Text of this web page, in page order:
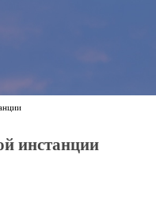
инстанции